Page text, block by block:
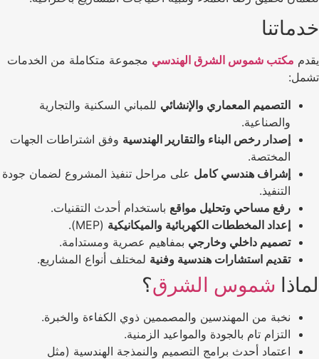
خدماتنا
يقدم مكتب شموس الشرق الهندسي مجموعة متكاملة من الخدمات
تشمل:
التصميم المعماري والإنشائي للمباني السكنية والتجارية
والصناعية.
إصدار رخص البناء والتقارير الهندسية وفق اشتراطات الجهات
المختصة.
إشراف هندسي كامل على مراحل تنفيذ المشروع لضمان جودة
التنفيذ.
رفع مساحي وتحليل مواقع باستخدام أحدث التقنيات.
إعداد المخططات الكهربائية والميكانيكية (MEP).
تصميم داخلي وخارجي بمفاهيم عصرية ومستدامة.
تقديم استشارات هندسية وفنية لمختلف أنواع المشاريع.
لماذا شموس الشرق؟
نخبة من المهندسين والمصممين ذوي الكفاءة والخبرة.
التزام تام بالجودة والمواعيد الزمنية.
اعتماد أحدث برامج التصميم والنمذجة الهندسية (مثل